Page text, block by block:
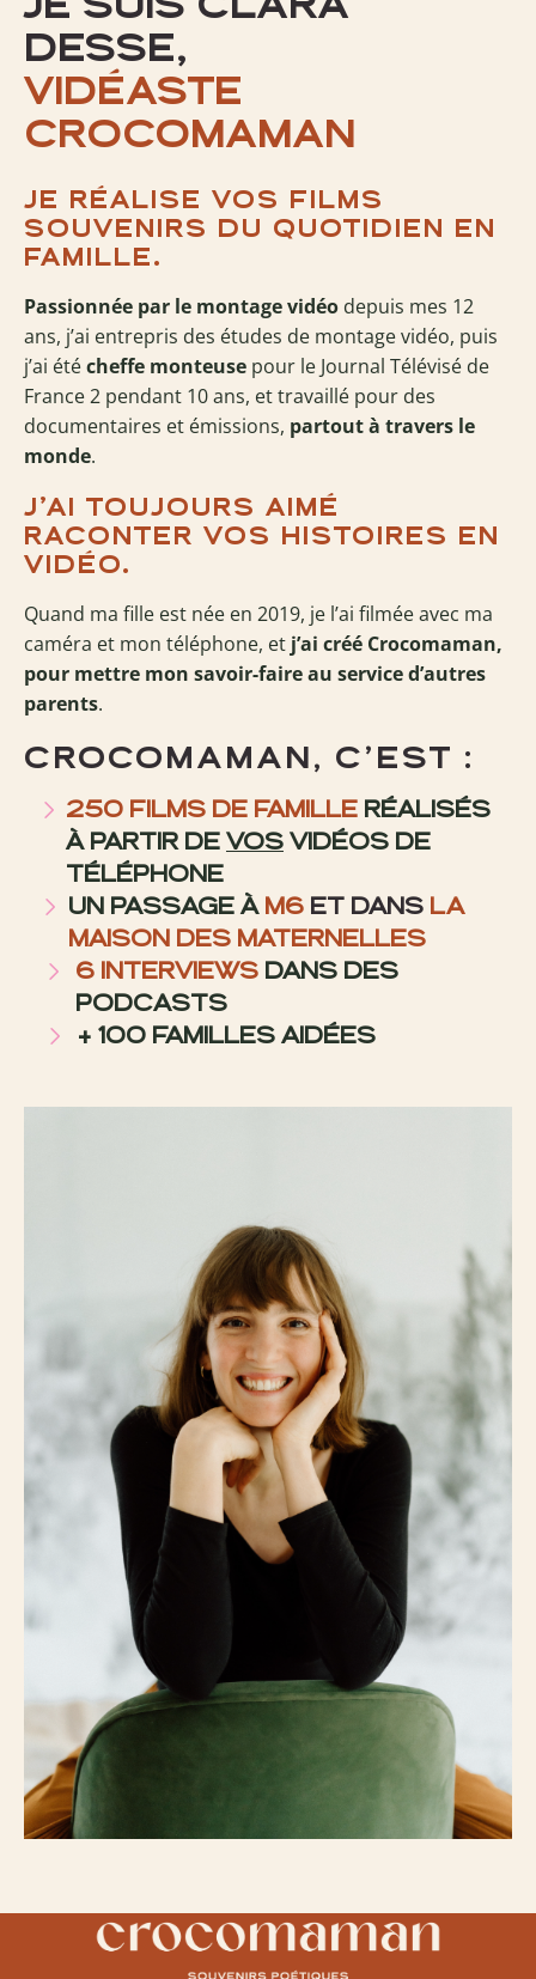
DESSE,
VIDÉASTE
CROCOMAMAN
JE RÉALISE VOS FILMS
SOUVENIRS DU QUOTIDIEN EN
FAMILLE.
Passionnée par le montage vidéo depuis mes 12
ans, j’ai entrepris des études de montage vidéo, puis
j’ai étécheffe monteuse pour le Journal Télévisé de
France 2 pendant 10 ans, et travaillé pour des
documentaires et émissions, partout à travers le
monde.
J’AI TOUJOURS AIMÉ
RACONTER VOS HISTOIRES EN
VIDÉO.
Quand ma fille est née en 2019, je l’ai filmée avec ma
caméra et mon téléphone, et j’ai créé Crocomaman,
pour mettre mon savoir-faire au service d’autres
parents.
CROCOMAMAN, C’EST :
250 FILMS DE FAMILLE RÉALISÉS
À PARTIR DE VOS VIDÉOS DE
TÉLÉPHONE
UN PASSAGE À M6 ET DANSLA
MAISON DES MATERNELLES
6 INTERVIEWSDANS DES
PODCASTS
+ 100 FAMILLES AIDÉES